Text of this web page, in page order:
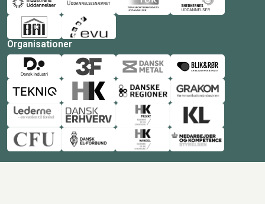
Organisationer